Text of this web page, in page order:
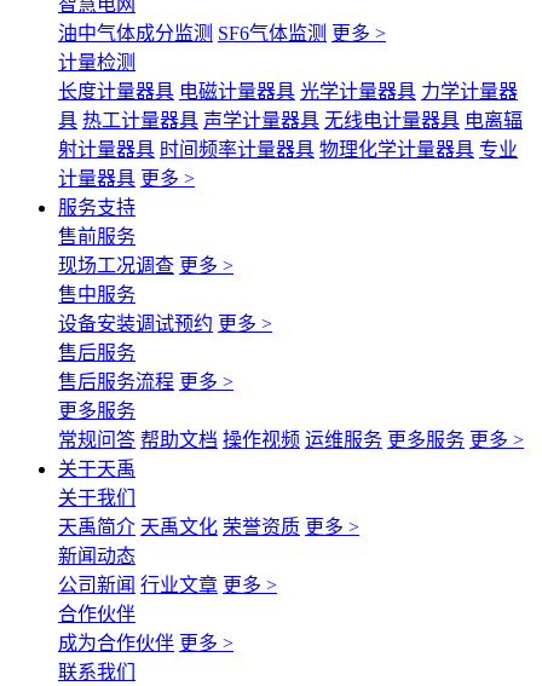
智慧电网
油中气体成分监测 SF6气体监测 更多 >
计量检测
长度计量器具 电磁计量器具 光学计量器具 力学计量器
具 热工计量器具 声学计量器具 无线电计量器具 电离辐
射计量器具 时间频率计量器具 物理化学计量器具 专业
计量器具 更多 >
服务支持
售前服务
现场工况调查 更多 >
售中服务
设备安装调试预约 更多 >
售后服务
售后服务流程 更多 >
更多服务
常规问答 帮助文档 操作视频 运维服务 更多服务 更多 >
关于天禹
关于我们
天禹简介 天禹文化 荣誉资质 更多 >
新闻动态
公司新闻 行业文章 更多 >
合作伙伴
成为合作伙伴 更多 >
联系我们